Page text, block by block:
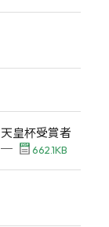
皇杯受賞者
─
662.1KB